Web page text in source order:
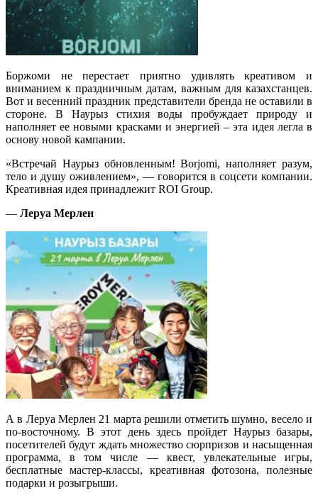
Боржоми не перестает приятно удивлять креативом и
вниманием к праздничным датам, важным для казахстанцев.
Вот и весенний праздник представители бренда не оставили в
стороне. В Наурыз стихия воды пробуждает природу и
наполняет ее новыми красками и энергией – эта идея легла в
основу новой кампании.
«Встречай Наурыз обновленным! Borjomi, наполняет разум,
тело и душу оживлением», — говорится в соцсети компании.
Креативная идея принадлежит ROI Group.
— Леруа Мерлен
А в Леруа Мерлен 21 марта решили отметить шумно, весело и
по-восточному. В этот день здесь пройдет Наурыз базары,
посетителей будут ждать множество сюрпризов и насыщенная
программа, в том числе — квест, увлекательные игры,
бесплатные мастер-классы, креативная фотозона, полезные
подарки и розыгрыши.